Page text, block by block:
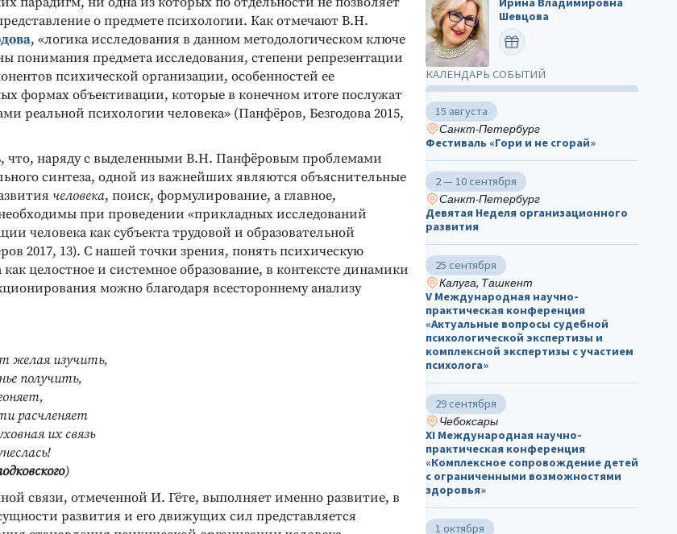
о предмете психологии. Как отмечают В.Н.
, «логика исследования в данном методологическом ключе
понимания предмета исследования, степени репрезентации
психической организации, особенностей ее
формах объективации, которые в конечном итоге послужат
реальной психологии человека» (Панфёров, Безгодова 2015,
что, наряду с выделенными В.Н. Панфёровым проблемами
синтеза, одной из важнейших являются объяснительные
человека, поиск, формулирование, а главное,
при проведении «прикладных исследований
человека как субъекта трудовой и образовательной
2017, 13). С нашей точки зрения, понять психическую
целостное и системное образование, в контексте динамики
можно благодаря всестороннему анализу
желая изучить,
получить,
расчленяет
их связь
)
связи, отмеченной И. Гёте, выполняет именно развитие, в
развития и его движущих сил представляется
Шевцова
ПОЗДРАВИТЬ
КАЛЕНДАРЬ СОБЫТИЙ
15 августа
Санкт-Петербург
Фестиваль «Гори и не сгорай»
2 — 10 сентября
Санкт-Петербург
Девятая Неделя организационного
развития
25 сентября
Калуга, Ташкент
V Международная научно-
практическая конференция
«Актуальные вопросы судебной
психологической экспертизы и
комплексной экспертизы с участием
психолога»
29 сентября
Чебоксары
ХΙ Международная научно-
практическая конференция
«Комплексное сопровождение детей
с ограниченными возможностями
здоровья»
1 октября